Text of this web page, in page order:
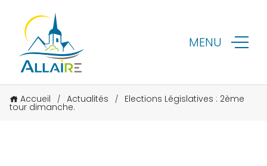
MENU
Accueil / Actualités / Elections Législatives : 2ème
tour dimanche.